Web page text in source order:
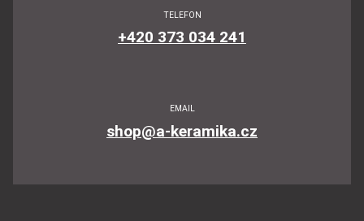
TELEFON
+420 373 034 241
EMAIL
shop@a-keramika.cz